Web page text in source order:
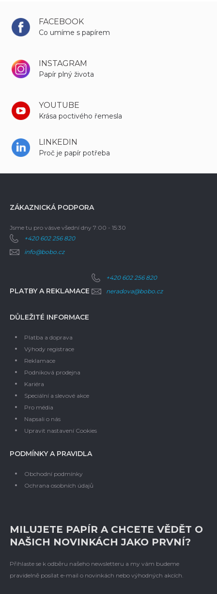
FACEBOOK
Co umíme s papírem
INSTAGRAM
Papír plný života
YOUTUBE
Krása poctivého řemesla
LINKEDIN
Proč je papír potřeba
ZÁKAZNICKÁ PODPORA
Jsme tu pro vásve všední dny 7:00 - 15:30
+420 602 256 820
info@bobo.cz
PLATBY A REKLAMACE
+420 602 256 820
neradova@bobo.cz
DŮLEŽITÉ INFORMACE
Platba a doprava
Výhody registrace
Reklamace
Podniková prodejna
Kariéra
Speciální a slevové akce
Pro média
Napsali o nás
Upravit nastavení Cookies
PODMÍNKY A PRAVIDLA
Obchodní podmínky
Ochrana osobních údajů
MILUJETE PAPÍR A CHCETE VĚDĚT O
NAŠICH NOVINKÁCH JAKO PRVNÍ?
Přihlaste se k odběru našeho newsletteru a my vám budeme
pravidelně posílat e-mail o novinkách nebo výhodných akcích.